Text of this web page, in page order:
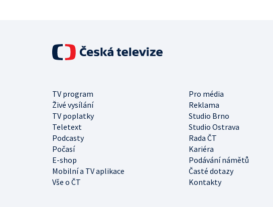
TV program
Pro média
Živé vysílání
Reklama
TV poplatky
Studio Brno
Teletext
Studio Ostrava
Podcasty
Rada ČT
Počasí
Kariéra
E-shop
Podávání námětů
Mobilní a TV aplikace
Časté dotazy
Vše o ČT
Kontakty